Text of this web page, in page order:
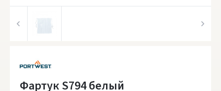
Фартук S794 белый